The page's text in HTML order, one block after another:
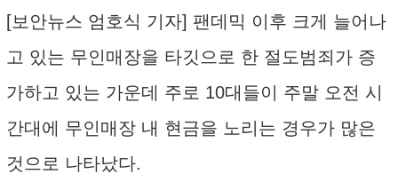
[보안뉴스 엄호식 기자] 팬데믹 이후 크게 늘어나
고 있는 무인매장을 타깃으로 한 절도범죄가 증
가하고 있는 가운데 주로 10대들이 주말 오전 시
간대에 무인매장 내 현금을 노리는 경우가 많은
것으로 나타났다.